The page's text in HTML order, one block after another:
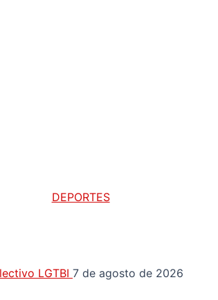
DEPORTES
LGTBI 7 de agosto de 2026